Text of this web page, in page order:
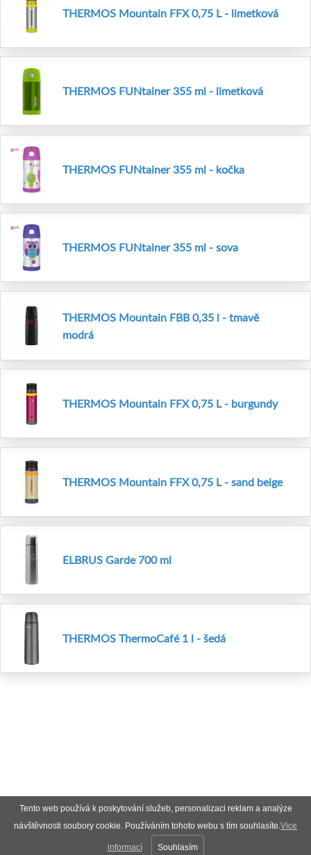
Tento web používá k poskytování služeb, personalizaci reklam a analýze
návštěvnosti soubory cookie. Používáním tohoto webu s tím souhlasíte.Vice
informací Souhlasím
THERMOS Mountain FFX 0,75 L - limetková
THERMOS FUNtainer 355 ml - limetková
THERMOS FUNtainer 355 ml - kočka
THERMOS FUNtainer 355 ml - sova
THERMOS Mountain FBB 0,35 l - tmavě
modrá
THERMOS Mountain FFX 0,75 L - burgundy
THERMOS Mountain FFX 0,75 L - sand beige
ELBRUS Garde 700 ml
THERMOS ThermoCafé 1 l - šedá